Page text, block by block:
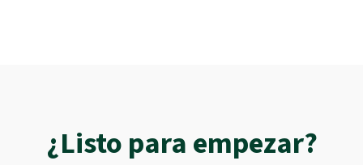
¿Listo para empezar?